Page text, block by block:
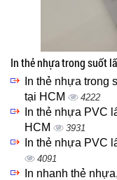
In thẻ nhựa trong suốt
In thẻ nhựa trong
tại HCM
4222
In thẻ nhựa PVC
HCM
3931
In thẻ nhựa PVC
4091
In nhanh thẻ